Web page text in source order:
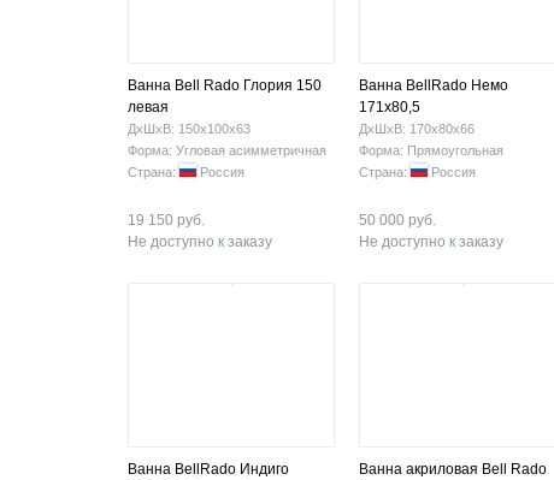
Ванна Bell Rado Глория 150
левая
ДхШхВ: 150х100х63
Форма: Угловая асимметричная
Страна:
Россия
19 150 руб.
Не доступно к заказу
Ванна BellRado Немо
171х80,5
ДхШхВ: 170х80х66
Форма: Прямоугольная
Страна:
Россия
50 000 руб.
Не доступно к заказу
Ванна BellRado Индиго
Ванна акриловая Bell Rado